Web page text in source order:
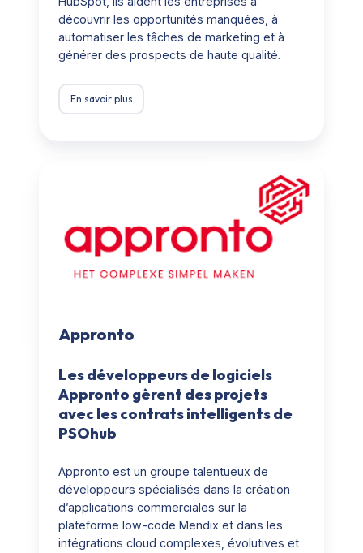
découvrir les opportunités manquées, à
automatiser les tâches de marketing et à
générer des prospects de haute qualité.
En savoir plus
Appronto
Les développeurs de logiciels
Appronto gèrent des projets
avec les contrats intelligents de
PSOhub
Appronto est un groupe talentueux de
développeurs spécialisés dans la création
d’applications commerciales sur la
plateforme low-code Mendix et dans les
intégrations cloud complexes, évolutives et